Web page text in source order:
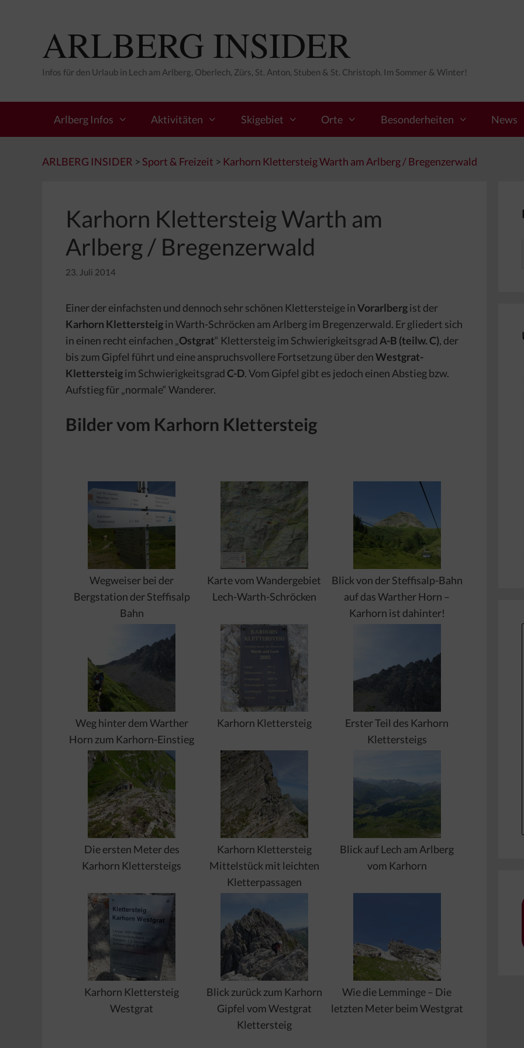
ARLBERG INSIDER
Infos für den Urlaub in Lech am Arlberg, Oberlech, Zürs, St. Anton, Stuben & St. Christoph. Im Sommer & Winter!
Arlberg Infos Aktivitäten Skigebiet Orte Besonderheiten News
ARLBERG INSIDER > Sport & Freizeit > Karhorn Klettersteig Warth am Arlberg / Bregenzerwald
Karhorn Klettersteig Warth am
Arlberg / Bregenzerwald
23. Juli 2014
Einer der einfachsten und dennoch sehr schönen Klettersteige inVorarlbergist der
Karhorn Klettersteigin Warth-Schröcken am Arlberg im Bregenzerwald. Er gliedert sich
in einen recht einfachen „Ostgrat“ Klettersteig im Schwierigkeitsgrad A-B (teilw. C), der
bis zum Gipfel führt und eine anspruchsvollere Fortsetzung über denWestgrat-
Klettersteigim SchwierigkeitsgradC-D. Vom Gipfel gibt es jedoch einen Abstieg bzw.
Aufstieg für „normale“ Wanderer.
Bilder vom Karhorn Klettersteig
Wegweiser bei der
Bergstation der Steffisalp
Bahn
Karte vom Wandergebiet
Lech-Warth-Schröcken
Blick von der Steffisalp-Bahn
auf das Warther Horn –
Karhorn ist dahinter!
Weg hinter dem Warther
Horn zum Karhorn-Einstieg
Karhorn Klettersteig
Erster Teil des Karhorn
Klettersteigs
Die ersten Meter des
Karhorn Klettersteigs
Karhorn Klettersteig
Mittelstück mit leichten
Kletterpassagen
Blick auf Lech am Arlberg
vom Karhorn
Karhorn Klettersteig
Westgrat
Blick zurück zum Karhorn
Gipfel vom Westgrat
Klettersteig
Wie die Lemminge – Die
letzten Meter beim Westgrat